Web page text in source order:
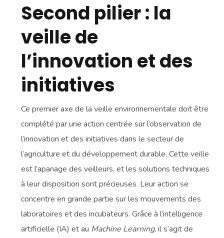
Second pilier : la
veille de
l’innovation et des
initiatives
Ce premier axe de la veille environnementale doit être
complété par une action centrée sur l’observation de
l’innovation et des initiatives dans le secteur de
l’agriculture et du développement durable. Cette veille
est l’apanage des veilleurs, et les solutions techniques
à leur disposition sont précieuses. Leur action se
concentre en grande partie sur les mouvements des
laboratoires et des incubateurs. Grâce à l’intelligence
artificielle (IA) et au Machine Learning, il s’agit de